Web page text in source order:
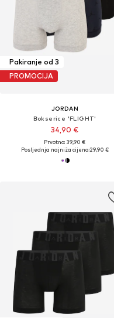
Pakiranje od 3
PROMOCIJA
JORDAN
Bokserice 'FLIGHT'
34,90 €
Prvotno: 39,90 €
Posljednja najniža cijena:29,90 €